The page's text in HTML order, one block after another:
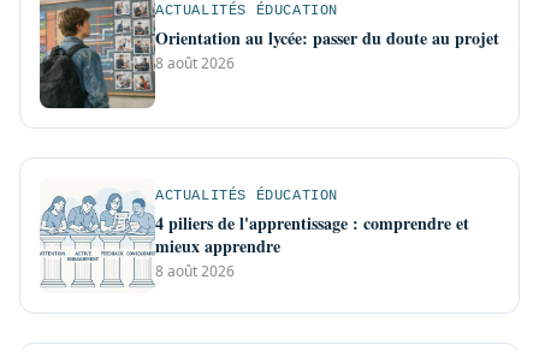
ACTUALITÉS ÉDUCATION
Orientation au lycée: passer du doute au projet
8 août 2026
ACTUALITÉS ÉDUCATION
4 piliers de l'apprentissage : comprendre et
mieux apprendre
8 août 2026